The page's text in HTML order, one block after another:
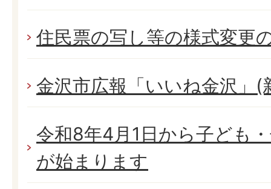
住民票の写し等の様式変更
金沢市広報「いいね金沢」(
令和8年4月1日から子ども
が始まります